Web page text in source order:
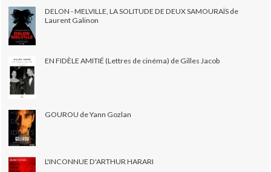
DELON - MELVILLE, LA SOLITUDE DE DEUX SAMOURAÏS de
Laurent Galinon
EN FIDÈLE AMITIÉ (Lettres de cinéma) de Gilles Jacob
GOUROU de Yann Gozlan
L'INCONNUE D'ARTHUR HARARI